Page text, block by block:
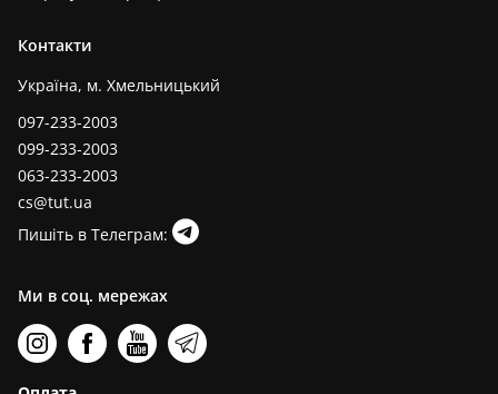
Контакти
Україна, м. Хмельницький
097-233-2003
099-233-2003
063-233-2003
cs@tut.ua
Пишіть в Телеграм:
Ми в соц. мережах